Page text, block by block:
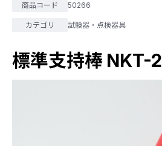
商品コード 50266
カテゴリ 試験器・点検器具
標準支持棒 NKT-2